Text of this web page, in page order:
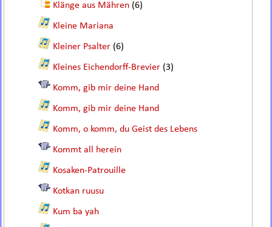
Klänge aus Mähren (6)
Kleine Mariana
Kleiner Psalter (6)
Kleines Eichendorff-Brevier (3)
Komm, gib mir deine Hand
Komm, gib mir deine Hand
Komm, o komm, du Geist des Lebens
Kommt all herein
Kosaken-Patrouille
Kotkan ruusu
Kum ba yah